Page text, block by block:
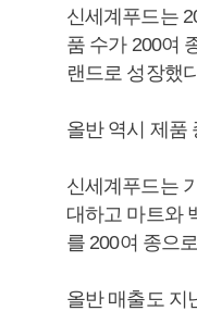
신세계푸드는
품 수가 200여
랜드로 성장했
올반 역시 제품
신세계푸드는
대하고 마트와
를 200여 종으
올반 매출도 지